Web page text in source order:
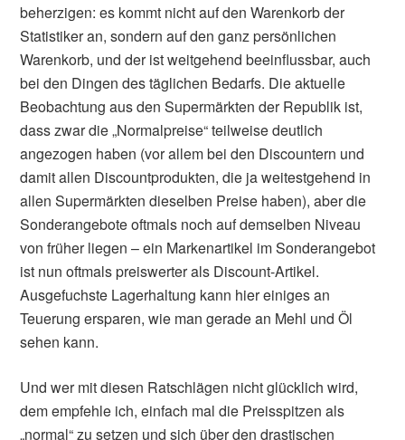
beherzigen: es kommt nicht auf den Warenkorb der
Statistiker an, sondern auf den ganz persönlichen
Warenkorb, und der ist weitgehend beeinflussbar, auch
bei den Dingen des täglichen Bedarfs. Die aktuelle
Beobachtung aus den Supermärkten der Republik ist,
dass zwar die „Normalpreise“ teilweise deutlich
angezogen haben (vor allem bei den Discountern und
damit allen Discountprodukten, die ja weitestgehend in
allen Supermärkten dieselben Preise haben), aber die
Sonderangebote oftmals noch auf demselben Niveau
von früher liegen – ein Markenartikel im Sonderangebot
ist nun oftmals preiswerter als Discount-Artikel.
Ausgefuchste Lagerhaltung kann hier einiges an
Teuerung ersparen, wie man gerade an Mehl und Öl
sehen kann.
Und wer mit diesen Ratschlägen nicht glücklich wird,
dem empfehle ich, einfach mal die Preisspitzen als
„normal“ zu setzen und sich über den drastischen